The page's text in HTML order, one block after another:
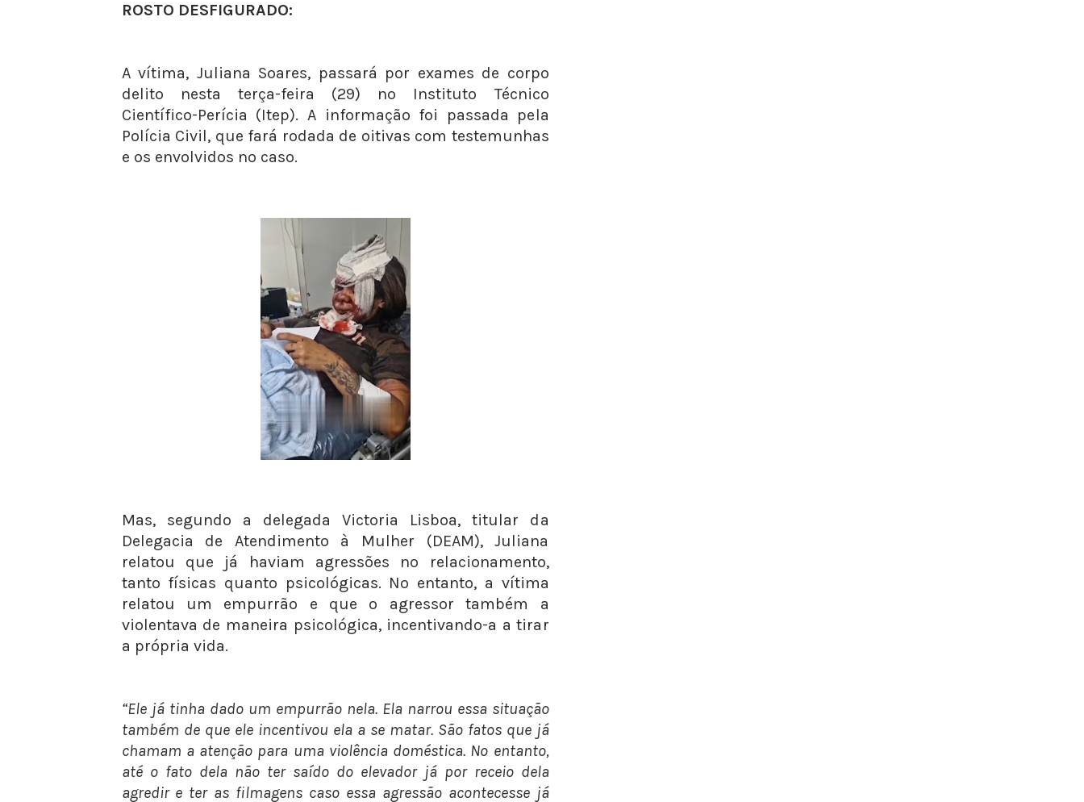
ROSTO DESFIGURADO:
A vítima, Juliana Soares, passará por exames de corpo
delito nesta terça-feira (29) no Instituto Técnico
Científico-Perícia (Itep). A informação foi passada pela
Polícia Civil, que fará rodada de oitivas com testemunhas
e os envolvidos no caso.
Mas, segundo a delegada Victoria Lisboa, titular da
Delegacia de Atendimento à Mulher (DEAM), Juliana
relatou que já haviam agressões no relacionamento,
tanto físicas quanto psicológicas. No entanto, a vítima
relatou um empurrão e que o agressor também a
violentava de maneira psicológica, incentivando-a a tirar
a própria vida.
“Ele já tinha dado um empurrão nela. Ela narrou essa situação
também de que ele incentivou ela a se matar. São fatos que já
chamam a atenção para uma violência doméstica. No entanto,
até o fato dela não ter saído do elevador já por receio dela
agredir e ter as filmagens caso essa agressão acontecesse já